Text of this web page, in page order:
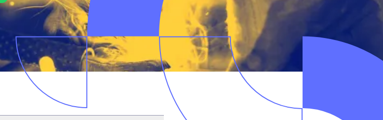
Software & Electrical
Engineers
Monteurs Technische
Monteurs binnendienst Installatietechniek
Technisch-Commercieel Operators
Software & Electrical
Engineers
Monteurs Technische
Dienst
Monteurs binnendienst